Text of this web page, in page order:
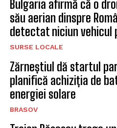
Bulgaria afirmă că o
său aerian dinspre
detectat niciun vehicul
SURSE LOCALE
Zărneștiul dă startul
planifică achiziția de
energiei solare
BRASOV